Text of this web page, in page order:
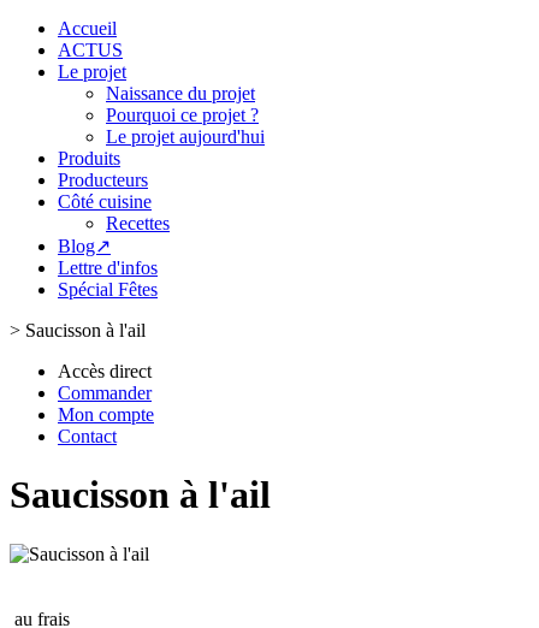
Accueil
ACTUS
Le projet
Naissance du projet
Pourquoi ce projet ?
Le projet aujourd'hui
Produits
Producteurs
Côté cuisine
Recettes
Blog↗
Lettre d'infos
Spécial Fêtes
> Saucisson à l'ail
Accès direct
Commander
Mon compte
Contact
Saucisson à l'ail
au frais